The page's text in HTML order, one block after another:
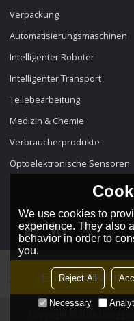
Kontakt Sofort
Verpackung
Automatisierungsmaschinen
Intelligenter Roboter
Intelligenter Transport
Teilebearbeitung
Medizin & Chemie
Verbraucherprodukte
Optoelektronische Sensoren
Sprache: Deutsch
We use cookies to
experience. They also
behavior in order to
you.
Reject All
Necessary